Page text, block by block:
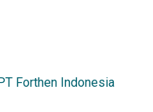
Forthen Indonesia